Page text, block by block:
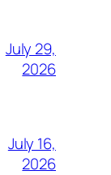
July 29,
2026
July 16,
2026